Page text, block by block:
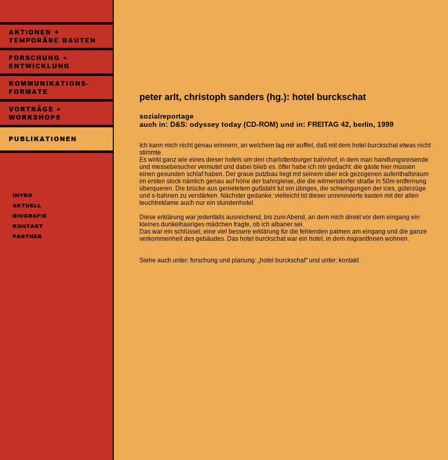
peter arlt, christoph sanders (hg.): hotel burckschat
sozialreportage
auch in: D&S: odyssey today (CD-ROM) und in: FREITAG 42, berlin, 1999
Ich kann mich nicht genau erinnern, an welchem tag mir auffiel, daß mit dem hotel burckschat etwas nicht
stimmte.
Es wirkt ganz wie eines dieser hotels um den charlottenburger bahnhof, in dem man handlungsreisende
und messebesucher vermutet und dabei blieb es. öfter habe ich mir gedacht: die gäste hier müssen
einen gesunden schlaf haben. Der graue putzbau liegt mit seinem über eck gezogenen aufenthaltsraum
im ersten stock nämlich genau auf höhe der bahngleise, die die wilmersdorfer straße in 50m entfernung
überqueren. Die brücke aus genietetem gußstahl tut ein übriges, die schwingungen der ices, güterzüge
und s-bahnen zu verstärken. Nächster gedanke: vielleicht ist dieser unrenovierte kasten mit der alten
leuchtreklame auch nur ein stundenhotel.
Diese erklärung war jedenfalls ausreichend, bis zum Abend, an dem mich direkt vor dem eingang ein
kleines dunkelhaariges mädchen fragte, ob ich albaner sei.
Das war ein schlüssel, eine viel bessere erklärung für die fehlenden palmen am eingang und die ganze
verkommenheit des gebäudes. Das hotel burckschat war ein hotel, in dem migrantInnen wohnen.
Siehe auch unter: forschung und planung: „hotel burckschat" und unter: kontakt